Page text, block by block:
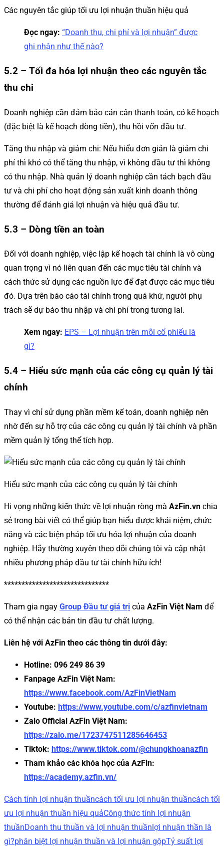
Các nguyên tắc giúp tối ưu lợi nhuận thuần hiệu quả
Đọc ngay: “Doanh thu, chi phí và lợi nhuận” được
ghi nhận như thế nào?
5.2 – Tối đa hóa lợi nhuận theo các nguyên tắc
thu chi
Doanh nghiệp cần đảm bảo cán cân thanh toán, có kế hoạch
(đặc biệt là kế hoạch dòng tiền), thu hồi vốn đầu tư.
Tăng thu nhập và giảm chi: Nếu hiểu đơn giản là giảm chi
phí thì khó có thể tăng thu nhập, vì không đầu tư thì không
có thu nhập. Nhà quản lý doanh nghiệp cần tách bạch đầu
tư và chi phí cho hoạt động sản xuất kinh doanh thông
thường để đánh giá lợi nhuận và hiệu quả đầu tư.
5.3 – Dòng tiền an toàn
Đối với doanh nghiệp, việc lập kế hoạch tài chính là vô cùng
quan trọng vì nó liên quan đến các mục tiêu tài chính và
cách thức sử dụng các nguồn lực để đạt được các mục tiêu
đó. Dựa trên báo cáo tài chính trong quá khứ, người phụ
trách sẽ dự báo thu nhập và chi phí trong tương lai.
Xem ngay: EPS – Lợi nhuận trên mỗi cổ phiếu là
gì?
5.4 – Hiểu sức mạnh của các công cụ quản lý tài
chính
Thay vì chỉ sử dụng phần mềm kế toán, doanh nghiệp nên
nhờ đến sự hỗ trợ của các công cụ quản lý tài chính và phần
mềm quản lý tổng thể tích hợp.
Hiểu sức mạnh của các công cụ quản lý tài chính
Hi vọng những kiến ​​thức về lợi nhuận ròng mà AzFin.vn chia
sẻ trong bài viết có thể giúp bạn hiểu được khái niệm, chức
năng và các biện pháp tối ưu hóa lợi nhuận của doanh
nghiệp. Hãy thường xuyên theo dõi chúng tôi và cập nhật
nhiều phương pháp đầu tư tài chính hữu ích!
******************************
Tham gia ngay Group Đầu tư giá trị của AzFin Việt Nam để
có thể nhận các bản tin đầu tư chất lượng.
Liên hệ với AzFin theo các thông tin dưới đây:
Hotline: 096 249 86 39
Fanpage AzFin Việt Nam:
https://www.facebook.com/AzFinVietNam
Youtube: https://www.youtube.com/c/azfinvietnam
Zalo Official AzFin Việt Nam:
https://zalo.me/1723747511285646453
Tiktok: https://www.tiktok.com/@chungkhoanazfin
Tham khảo các khóa học của AzFin:
https://academy.azfin.vn/
Cách tính lợi nhuận thuầncách tối ưu lợi nhuận thuầncách tối
ưu lợi nhuận thuần hiệu quảCông thức tính lợi nhuận
thuầnDoanh thu thuần và lợi nhuận thuầnlợi nhuận thần là
gì?phân biệt lợi nhuận thuần và lợi nhuận gộpTỷ suất lợi